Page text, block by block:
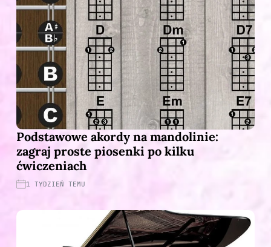
Podstawowe akordy na mandolinie:
zagraj proste piosenki po kilku
ćwiczeniach
1 TYDZIEŃ TEMU